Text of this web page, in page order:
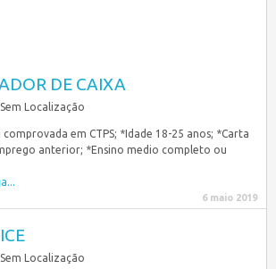
DE CAIXA
Sem Localização
comprovada em CTPS; *Idade 18-25 anos; *Carta
anterior; *Ensino medio completo ou
6 maio 2019
Sem Localização